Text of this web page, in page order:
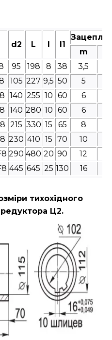
d2 L l1
m
95 198 8 38 3,5
105 227 9,5 50 5
140 255 10 60 6
140 280 10 60 6
215 330 15 65 8
230 410 15 70 10
290 480 20 90 12
445 645 25 130 16
тихохідного
Ц2.